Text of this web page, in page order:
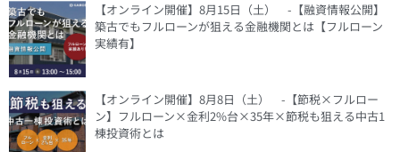
【オンライン開催】8月15日（土） -【融資情報公開】
築古でもフルローンが狙える金融機関とは【フルローン
実績有】
【オンライン開催】8月8日（土） -【節税×フルロー
ン】フルローン×金利2%台×35年×節税も狙える中古1
棟投資術とは